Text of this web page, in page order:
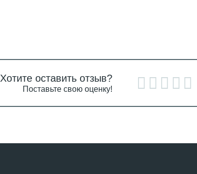
Хотите оставить отзыв?
Поставьте свою оценку!